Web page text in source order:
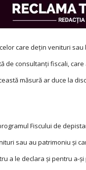
care dețin venituri
de consultanți fiscali,
măsură ar duce la
Fiscului de
sau au patrimoniu și
a le declara și pentru a-